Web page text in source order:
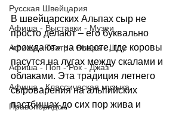
Русская Швейцария
Афиша - Выставки - Музеи
Афиша - Театр - Опера - Шоу
Афиша - Поп - Рок - Джаз
Афиша - Классическая музыка
Правопорядок
В швейцарских Альпах сыр не
просто делают – его буквально
«рождают» на высоте, где коровы
пасутся на лугах между скалами и
облаками. Эта традиция летнего
сыроварения на альпийских
пастбищах до сих пор жива и